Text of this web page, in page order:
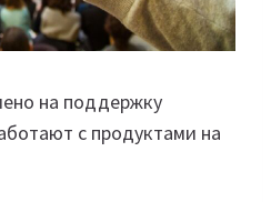
на поддержку
с продуктами на